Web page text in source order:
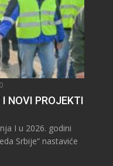
0
I NOVI PROJEKTI
I u 2026. godini
Srbije“ nastaviće